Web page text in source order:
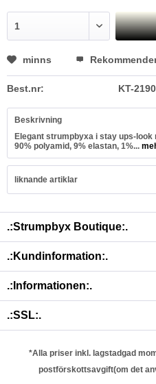
minns
Best.nr: KT-
Beskrivning
Elegant strumpbyxa i stay ups-look
90% polyamid, 9% elastan, 1%...
liknande artiklar
.:Strumpbyx Boutique:.
.:Kundinformation:.
.:Informationen:.
.:SSL:.
*Alla priser inkl. lagstadgad
postförskottsavgift(om det